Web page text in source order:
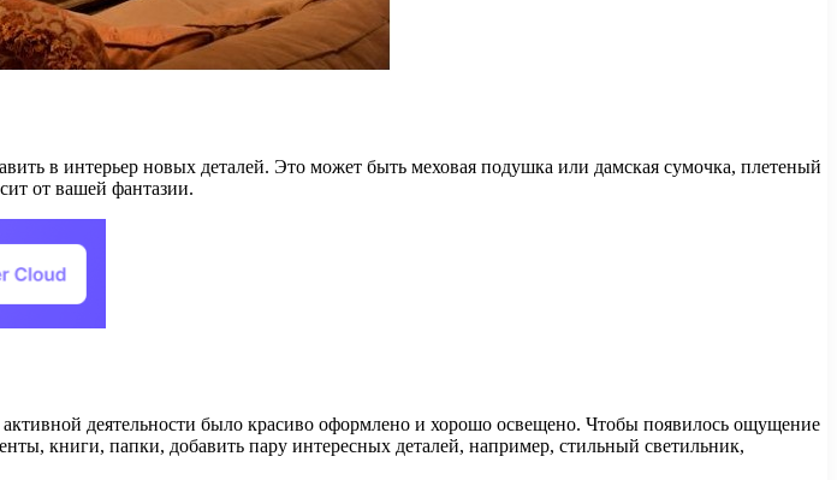
в интерьер новых деталей. Это может быть меховая подушка или дамская сумочка, плетеный
от вашей фантазии.
деятельности было красиво оформлено и хорошо освещено. Чтобы появилось ощущение
книги, папки, добавить пару интересных деталей, например, стильный светильник,